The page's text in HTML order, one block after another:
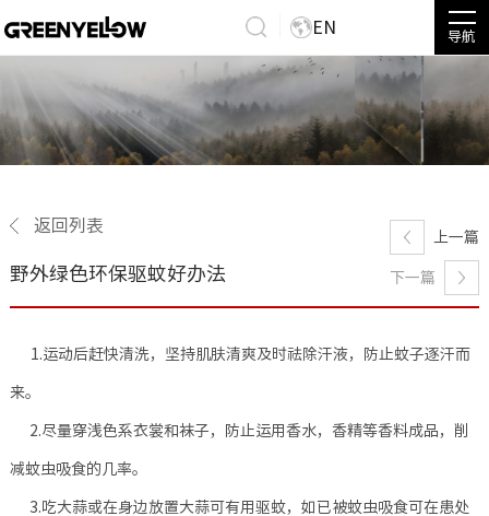
EN
导航
返回列表
野外绿色环保驱蚊好办法
上一篇
下一篇
1.运动后赶快清洗，坚持肌肤清爽及时祛除汗液，防止蚊子逐汗而
来。
2.尽量穿浅色系衣裳和袜子，防止运用香水，香精等香料成品，削
减蚊虫吸食的几率。
3.吃大蒜或在身边放置大蒜可有用驱蚊，如已被蚊虫吸食可在患处